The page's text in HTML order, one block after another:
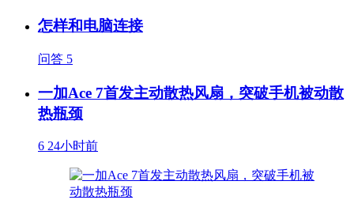
怎样和电脑连接
问答 5
一加Ace 7首发主动散热风扇，突破手机被动散
热瓶颈
6 24小时前